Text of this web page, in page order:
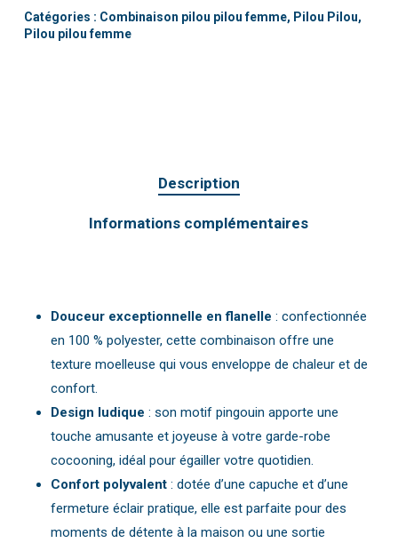
Catégories : Combinaison pilou pilou femme, Pilou Pilou,
Pilou pilou femme
Description
Informations complémentaires
Douceur exceptionnelle en flanelle : confectionnée
en 100 % polyester, cette combinaison offre une
texture moelleuse qui vous enveloppe de chaleur et de
confort.
Design ludique : son motif pingouin apporte une
touche amusante et joyeuse à votre garde-robe
cocooning, idéal pour égailler votre quotidien.
Confort polyvalent: dotée d’une capuche et d’une
fermeture éclair pratique, elle est parfaite pour des
moments de détente à la maison ou une sortie